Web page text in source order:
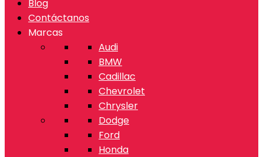
Blog
Contáctanos
Marcas
Audi
BMW
Cadillac
Chevrolet
Chrysler
Dodge
Ford
Honda